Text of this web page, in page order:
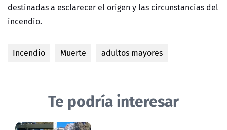
destinadas a esclarecer el origen y las circunstancias del
incendio.
Incendio Muerte adultos mayores
Te podría interesar